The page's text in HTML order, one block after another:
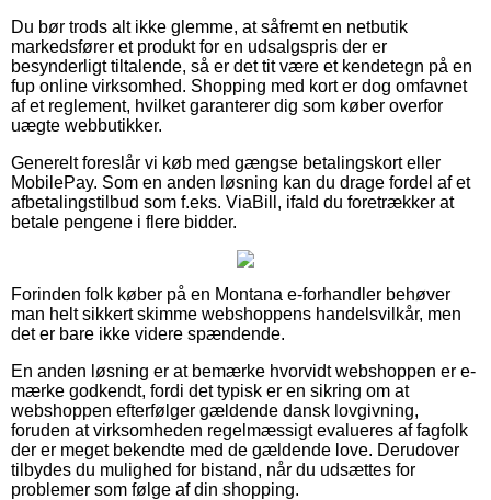
Du bør trods alt ikke glemme, at såfremt en netbutik
markedsfører et produkt for en udsalgspris der er
besynderligt tiltalende, så er det tit være et kendetegn på en
fup online virksomhed. Shopping med kort er dog omfavnet
af et reglement, hvilket garanterer dig som køber overfor
uægte webbutikker.
Generelt foreslår vi køb med gængse betalingskort eller
MobilePay. Som en anden løsning kan du drage fordel af et
afbetalingstilbud som f.eks. ViaBill, ifald du foretrækker at
betale pengene i flere bidder.
Forinden folk køber på en Montana e-forhandler behøver
man helt sikkert skimme webshoppens handelsvilkår, men
det er bare ikke videre spændende.
En anden løsning er at bemærke hvorvidt webshoppen er e-
mærke godkendt, fordi det typisk er en sikring om at
webshoppen efterfølger gældende dansk lovgivning,
foruden at virksomheden regelmæssigt evalueres af fagfolk
der er meget bekendte med de gældende love. Derudover
tilbydes du mulighed for bistand, når du udsættes for
problemer som følge af din shopping.